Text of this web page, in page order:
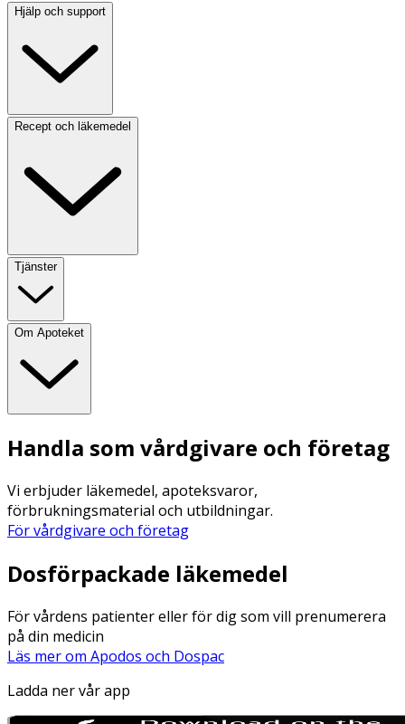
Hjälp och support
Recept och läkemedel
Tjänster
Om Apoteket
Handla som vårdgivare och företag
Vi erbjuder läkemedel, apoteksvaror,
förbrukningsmaterial och utbildningar.
För vårdgivare och företag
Dosförpackade läkemedel
För vårdens patienter eller för dig som vill prenumerera
på din medicin
Läs mer om Apodos och Dospac
Ladda ner vår app